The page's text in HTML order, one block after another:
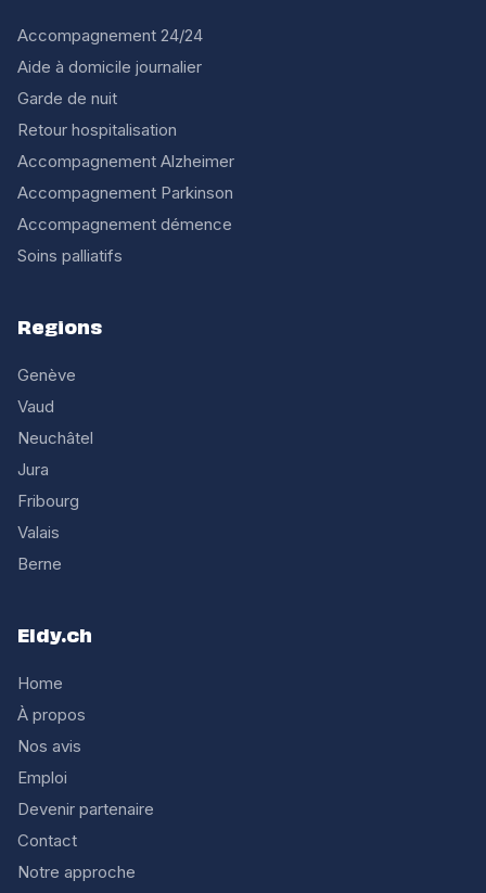
Accompagnement 24/24
Aide à domicile journalier
Garde de nuit
Retour hospitalisation
Accompagnement Alzheimer
Accompagnement Parkinson
Accompagnement démence
Soins palliatifs
Regions
Genève
Vaud
Neuchâtel
Jura
Fribourg
Valais
Berne
Eldy.ch
Home
À propos
Nos avis
Emploi
Devenir partenaire
Contact
Notre approche